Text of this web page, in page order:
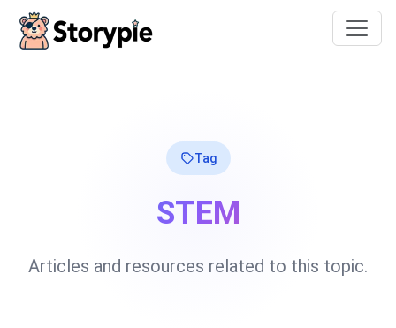
Tag
STEM
Articles and resources related to this topic.